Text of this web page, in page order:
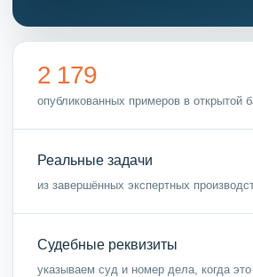
2 179
опубликованных примеров в открытой
Реальные задачи
из завершённых экспертных
Судебные реквизиты
указываем суд и номер дела, когда